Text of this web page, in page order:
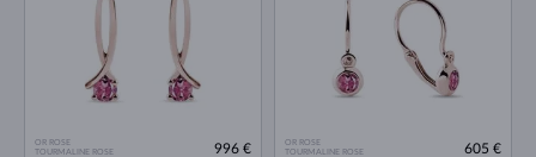
OR ROSE
TOURMALINE ROSE
996 €
OR ROSE
TOURMALINE ROSE
605 €